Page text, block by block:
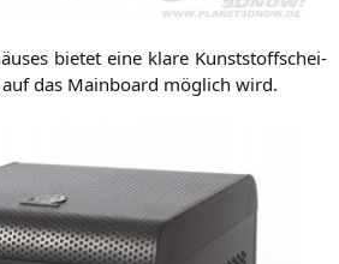
bie­tet eine kla­re Kunst­stoff­schei­
das Main­board mög­lich wird.